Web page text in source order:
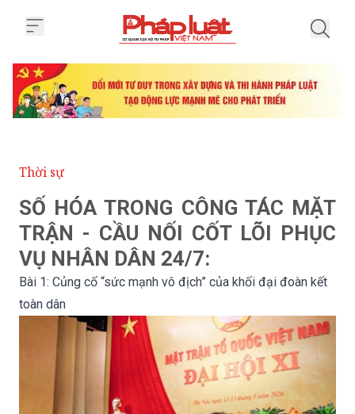
Thời sự
SỐ HÓA TRONG CÔNG TÁC MẶT
TRẬN - CẦU NỐI CỐT LÕI PHỤC
VỤ NHÂN DÂN 24/7:
Bài 1: Củng cố “sức mạnh vô địch” của khối đại đoàn kết
toàn dân